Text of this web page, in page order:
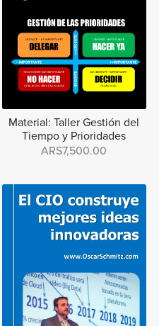
Material: Taller Gestión del
Tiempo y Prioridades
ARS7,500.00